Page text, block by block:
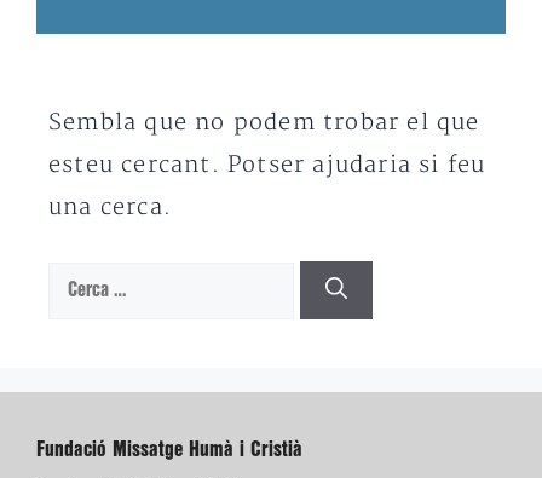
Sembla que no podem trobar el que
esteu cercant. Potser ajudaria si feu
una cerca.
Cerca:
Fundació Missatge Humà i Cristià